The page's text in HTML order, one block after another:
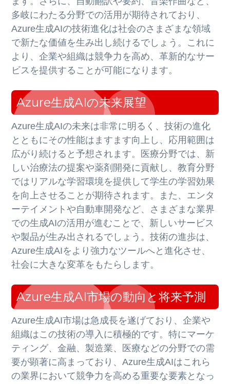
多岐にわたる分野での活用が期待されており、
Azure生成AIの技術進化は社会のさまざまな領域
で新たな価値を生み出し続けるでしょう。これに
より、企業や組織は競争力を高め、革新的なサー
ビスを提供することが可能になります。
Azure生成AIの未来展望
Azure生成AIの未来は非常に明るく、技術の進化
とともにその性能はますます向上し、応用範囲は
広がり続けると予想されます。医療分野では、新
しい治療法の提案や薬剤開発に貢献し、教育分野
ではリアルな学習環境を提供して学生の学習効果
を向上させることが期待されます。また、エンタ
ーテイメントや自動車開発など、さまざまな業界
での生成AIの活用が進むことで、新しいサービス
や製品が生み出されるでしょう。技術の進歩は、
Azure生成AIをより強力なツールへと進化させ、
社会に大きな変革をもたらします。
Azure生成AI市場の動向と将来予測
Azure生成AI市場は急成長を遂げており、企業や
組織はこの技術の導入に積極的です。特にマーケ
ティング、金融、製造業、医療などの分野での需
要が顕著に高まっており、Azure生成AIはこれら
の業界において競争力を高める重要な要素となっ